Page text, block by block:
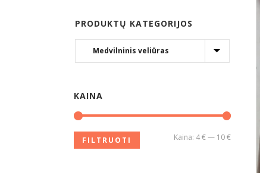
PRODUKTŲ KATEGORIJOS
KAINA
FILTRUOTI Kaina: 4 €— 10 €